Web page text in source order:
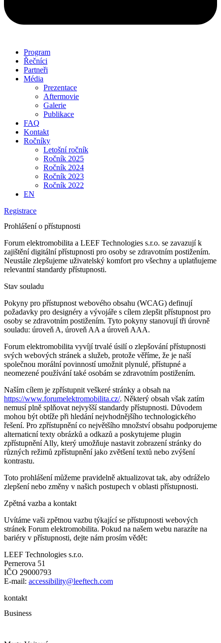
Program
Řečníci
Partneři
Média
Prezentace
Aftermovie
Galerie
Publikace
FAQ
Kontakt
Ročníky
Letošní ročník
Ročník 2025
Ročník 2024
Ročník 2023
Ročník 2022
EN
Registrace
Prohlášení o přístupnosti
Forum elektromobilita a LEEF Technologies s.r.o. se zavazují k
zajištění digitální přístupnosti pro osoby se zdravotním postižením.
Neustále zlepšujeme uživatelský komfort pro všechny a uplatňujeme
relevantní standardy přístupnosti.
Stav souladu
Pokyny pro přístupnost webového obsahu (WCAG) definují
požadavky pro designéry a vývojáře s cílem zlepšit přístupnost pro
osoby se zdravotním postižením. Tyto pokyny stanovují tři úrovně
souladu: úroveň A, úroveň AA a úroveň AAA.
Forum elektromobilita vyvíjí trvalé úsilí o zlepšování přístupnosti
svých webových stránek a služeb, protože věříme, že je naší
společnou morální povinností umožnit plynulé, přístupné a
neomezené používání také osobám se zdravotním postižením.
Naším cílem je zpřístupnit veškeré stránky a obsah na
https://www.forumelektromobilita.cz/. Některý obsah však zatím
nemusí plně splňovat nejvyšší standardy přístupnosti. Důvodem
mohou být obtíže při hledání nejvhodnějšího technologického
řešení. Pro zpřístupnění co největšího množství obsahu podporujeme
alternaticní texty obrázků a odkazů a poskytujeme plugin
zpřístupnění Ally, který umožňuje nastavit zobrazení stránky do
různých režimů zpřístupnění jako zvětšení textů nebo zvýšení
kontrastu.
Toto prohlášení můžeme pravidelně aktualizovat tak, aby odráželo
zlepšení nebo změny v našich postupech v oblasti přístupnosti.
Zpětná vazba a kontakt
Uvítáme vaši zpětnou vazbu týkající se přístupnosti webových
stránek Forum elektromobilita. Pokud na našem webu narazíte na
bariéry v přístupnosti, dejte nám prosím vědět:
LEEF Technologies s.r.o.
Pernerova 51
IČO 29000793
E-mail: accessibility@leeftech.com
kontakt
Business